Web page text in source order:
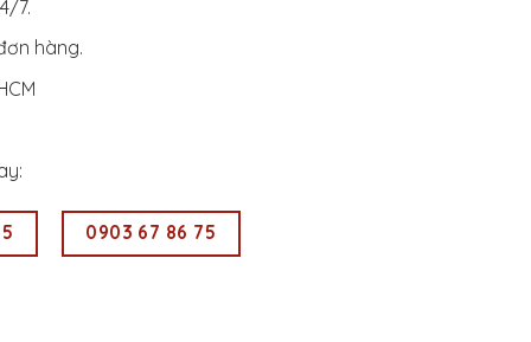
7.
hàng.
0903 67 86 75